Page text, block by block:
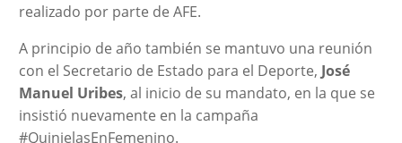
realizado por parte de AFE.
A principio de año también se mantuvo una reunión
con el Secretario de Estado para el Deporte, José
Manuel Uribes, al inicio de su mandato, en la que se
insistió nuevamente en la campaña
#QuinielasEnFemenino.